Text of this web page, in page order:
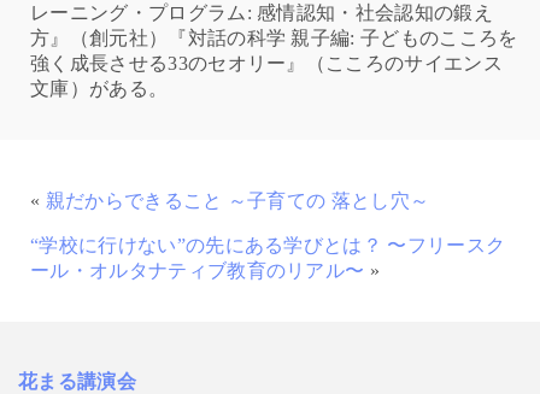
レーニング・プログラム: 感情認知・社会認知の鍛え
方』（創元社）『対話の科学 親子編: 子どものこころを
強く成長させる33のセオリー』（こころのサイエンス
文庫）がある。
« 親だからできること ～子育ての 落とし穴～
“学校に行けない”の先にある学びとは？ 〜フリースク
ール・オルタナティブ教育のリアル〜 »
花まる講演会